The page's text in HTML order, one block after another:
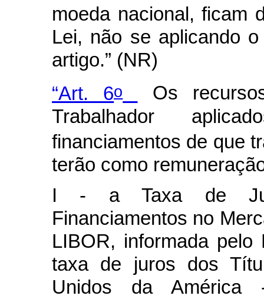
moeda nacional, ficam
Lei, não se aplicando
artigo.” (NR)
“Art. 6o
Os
Trabalhador
financiamentos de que
terão como
I - a Taxa de
Financiamentos no
LIBOR, informada
taxa de juros dos
Unidos da